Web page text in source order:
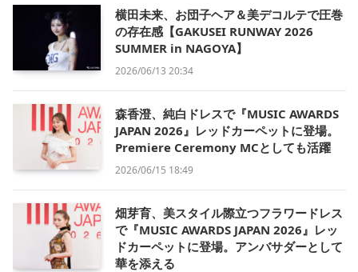
横田未来、お団子ヘア＆美デコルテで圧巻
の存在感【GAKUSEI RUNWAY 2026
SUMMER in NAGOYA】
2026/06/13 20:34
森香澄、純白ドレスで『MUSIC AWARDS
JAPAN 2026』レッドカーペットに登場。
Premiere Ceremony MCとしても活躍
2026/06/15 18:49
畑芽育、美スタイル際立つフラワードレス
で『MUSIC AWARDS JAPAN 2026』レッ
ドカーペットに登場。アンバサダーとして
華を添える